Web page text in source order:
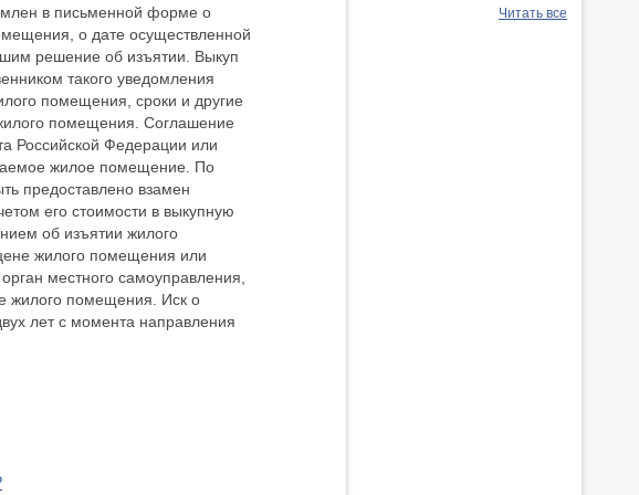
в письменной форме о
о дате осуществленной
решение об изъятии. Выкуп
такого уведомления
помещения, сроки и другие
помещения. Соглашение
Российской Федерации или
жилое помещение. По
предоставлено взамен
его стоимости в выкупную
об изъятии жилого
жилого помещения или
местного самоуправления,
жилого помещения. Иск о
лет с момента направления
Читать все